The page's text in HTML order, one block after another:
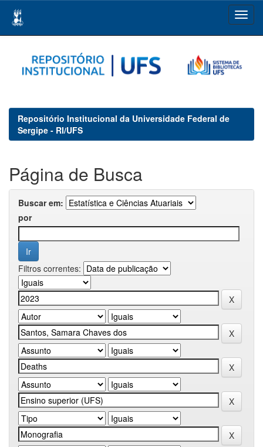
navigation
Repositório Institucional da Universidade Federal de
Sergipe - RI/UFS
Página de Busca
Buscar em:
por
Filtros correntes: